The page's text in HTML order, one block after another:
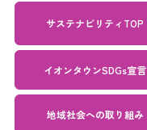
サステナビリティTOP
イオンタウンSDGs宣言
地域社会への取り組み